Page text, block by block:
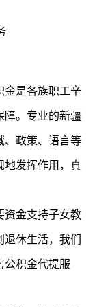
金是各族职工辛
障。专业的新疆
、政策、语言等
地发挥作用，真
资金支持子女教
休生活，我们
公积金代提服